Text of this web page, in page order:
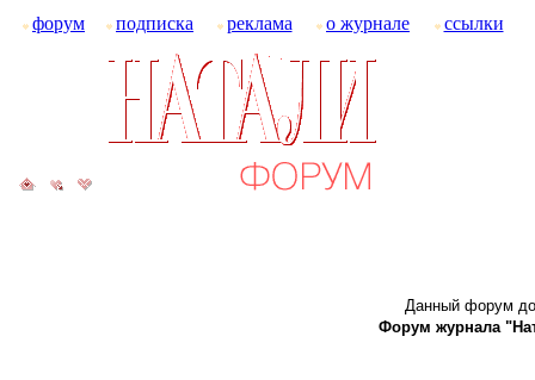
форум подписка реклама о журнале ссылки
Данный форум
Форум журнала